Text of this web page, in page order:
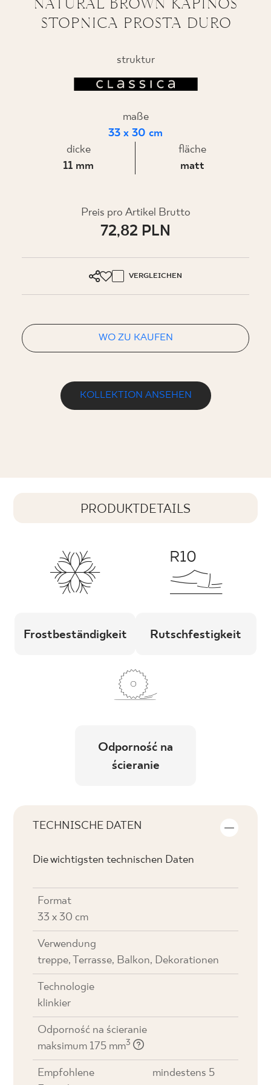
WO ZU KAUFEN
ÜBER UNS
MEIN PROFIL
KONTAKT
EN SK DE UK
STOPNICA PROSTA DURO
struktur
maße
33 x 30 cm
dicke
11 mm
fläche
matt
Preis pro Artikel Brutto
72,82 PLN
VERGLEICHEN
WO ZU KAUFEN
KOLLEKTION ANSEHEN
PRODUKTDETAILS
Frostbeständigkeit Rutschfestigkeit
Odporność na
ścieranie
TECHNISCHE DATEN
Die wichtigsten technischen Daten
Format
33 x 30 cm
Verwendung
treppe, Terrasse, Balkon, Dekorationen
Technologie
klinkier
Odporność na ścieranie
maksimum 175 mm3
Empfohlene
mindestens 5